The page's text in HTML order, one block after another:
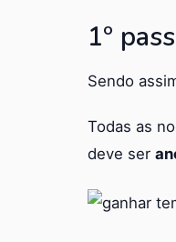
1º
Sendo
Todas as
deve ser